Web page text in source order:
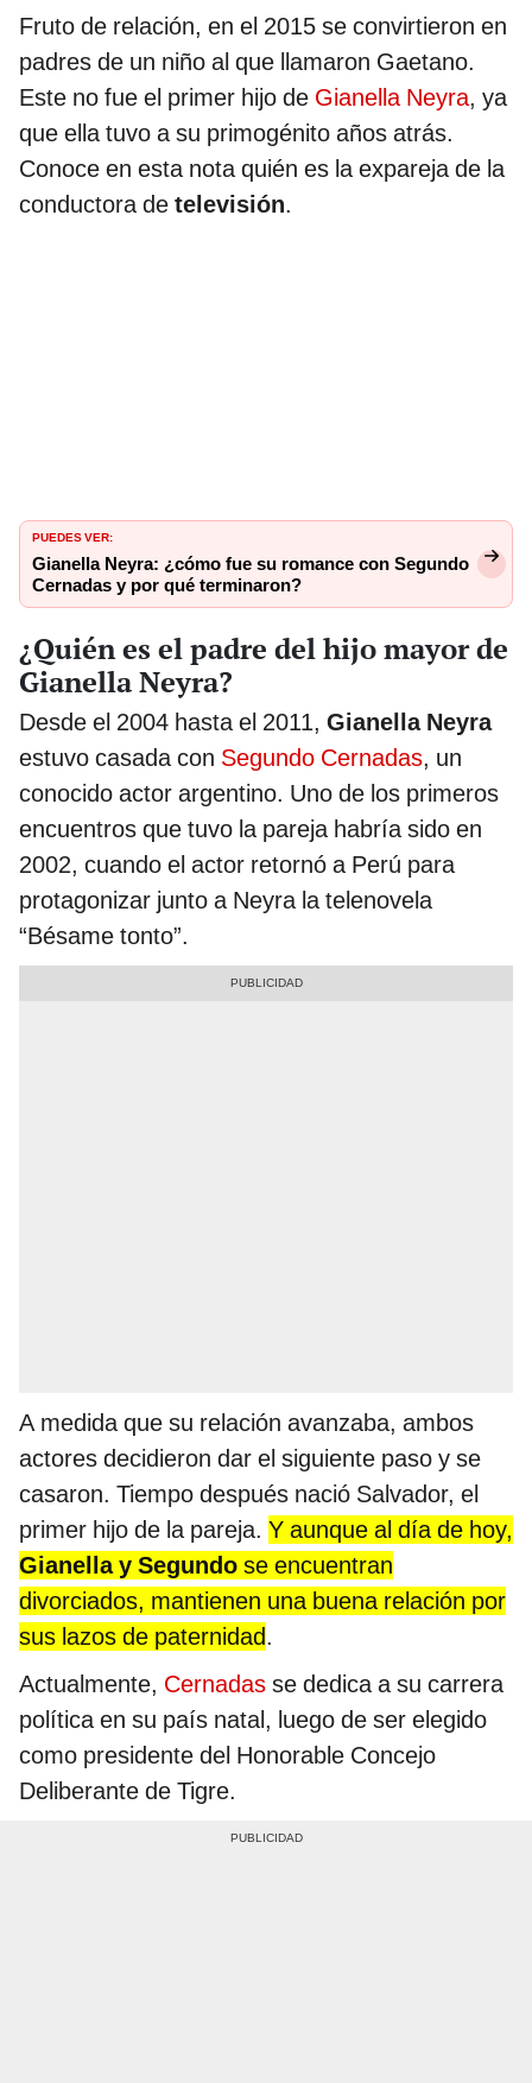
Fruto de relación, en el 2015 se convirtieron en
padres de un niño al que llamaron Gaetano.
Este no fue el primer hijo de Gianella Neyra, ya
que ella tuvo a su primogénito años atrás.
Conoce en esta nota quién es la expareja de la
conductora de televisión.
PUEDES VER:
Gianella Neyra: ¿cómo fue su romance con Segundo
Cernadas y por qué terminaron?
¿Quién es el padre del hijo mayor de
Gianella Neyra?
Desde el 2004 hasta el 2011, Gianella Neyra
estuvo casada con Segundo Cernadas, un
conocido actor argentino. Uno de los primeros
encuentros que tuvo la pareja habría sido en
2002, cuando el actor retornó a Perú para
protagonizar junto a Neyra la telenovela
“Bésame tonto”.
A medida que su relación avanzaba, ambos
actores decidieron dar el siguiente paso y se
casaron. Tiempo después nació Salvador, el
primer hijo de la pareja. Y aunque al día de hoy,
Gianella y Segundo se encuentran
divorciados, mantienen una buena relación por
sus lazos de paternidad.
Actualmente, Cernadas se dedica a su carrera
política en su país natal, luego de ser elegido
como presidente del Honorable Concejo
Deliberante de Tigre.